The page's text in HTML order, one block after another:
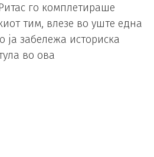
го комплетираше
тим, влезе во уште една
ја забележа историска
во ова